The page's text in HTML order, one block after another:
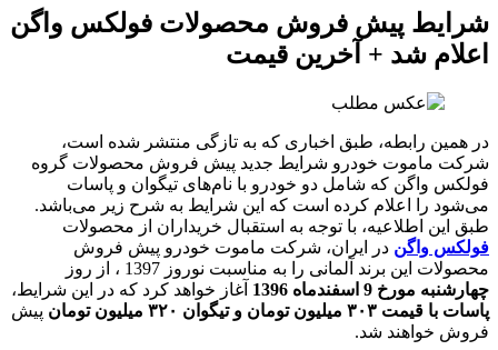
شرایط پیش فروش محصولات فولکس واگن
اعلام شد + آخرین قیمت
در همین رابطه، طبق اخباری که به تازگی منتشر شده است،
شرکت ماموت خودرو شرایط جدید پیش فروش محصولات گروه
فولکس واگن که شامل دو خودرو با نام‌های تیگوان و پاسات
می‌شود را اعلام کرده است که این شرایط به شرح زیر می‌باشد.
طبق این اطلاعیه، با توجه به استقبال خریداران از محصولات
فولکس واگن در ایران، شرکت ماموت خودرو پیش فروش
محصولات این برند آلمانی را به مناسبت نوروز 1397 ، از روز
چهارشنبه مورخ 9 اسفندماه 1396
آغاز خواهد کرد که در این شرایط،
پاسات با قیمت ٣۰٣ میلیون تومان و تیگوان ٣٢۰ میلیون تومان
پیش
فروش خواهند شد.